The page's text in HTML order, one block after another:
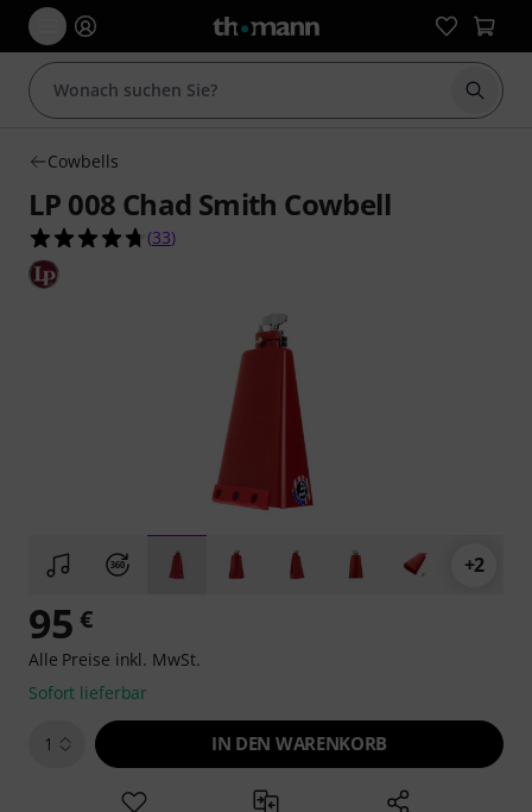
Suche
Cowbells
LP 008 Chad Smith Cowbell
4.7 von 5 Sternen aus 33 Kundenbewertungen
(33)
+2
95 €
Alle Preise inkl. MwSt.
Sofort lieferbar
1 IN DEN WARENKORB